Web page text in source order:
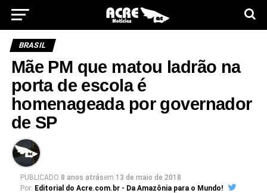
BRASIL
Mãe PM que matou ladrão na
porta de escola é
homenageada por governador
de SP
PUBLICADO 8 anos atrásem 13 de maio de 2018
Por: Editorial do Acre.com.br - Da Amazônia para o Mundo!